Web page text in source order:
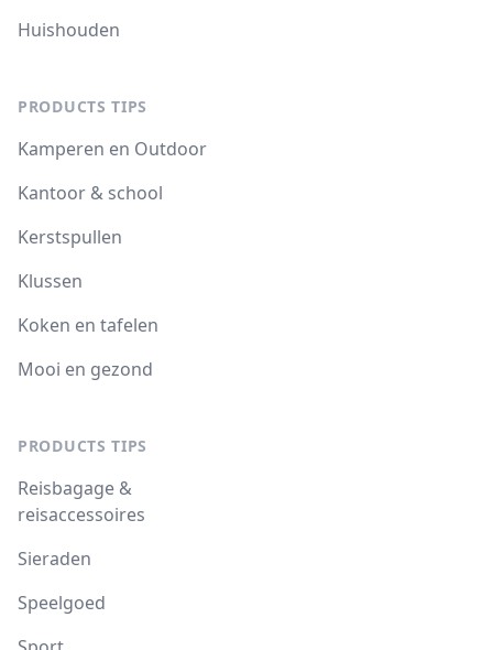
Huishouden
PRODUCTS TIPS
Kamperen en Outdoor
Kantoor & school
Kerstspullen
Klussen
Koken en tafelen
Mooi en gezond
PRODUCTS TIPS
Reisbagage &
reisaccessoires
Sieraden
Speelgoed